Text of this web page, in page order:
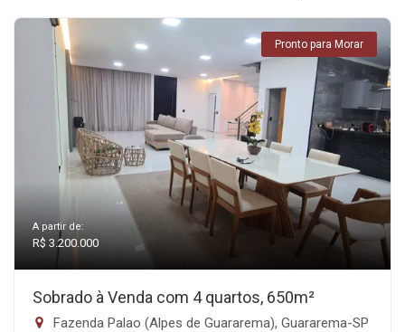
Pronto para Morar
A partir de:
R$ 3.200.000
Sobrado à Venda com 4 quartos, 650m²
Fazenda Palao (Alpes de Guararema), Guararema-SP